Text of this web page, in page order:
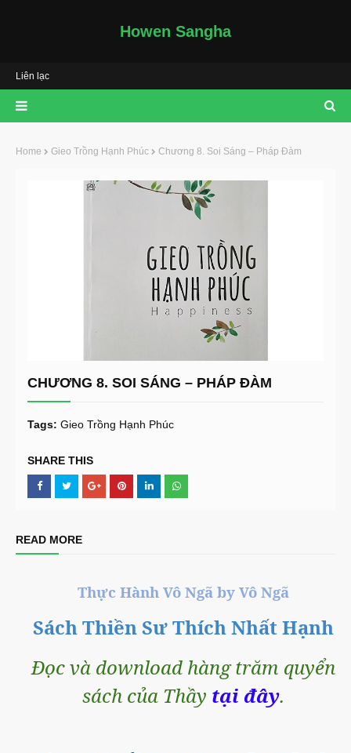
Howen Sangha
Liên lạc
Home Gieo Trồng Hạnh Phúc Chương 8. Soi Sáng – Pháp Đàm
CHƯƠNG 8. SOI SÁNG – PHÁP ĐÀM
Tags: Gieo Trồng Hạnh Phúc
SHARE THIS
READ MORE
Thực Hành Vô Ngã by Vô Ngã
Sách Thiền Sư Thích Nhất Hạnh
Đọc và download hàng trăm quyển
sách của Thầy tại đây.